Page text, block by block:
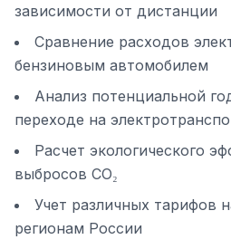
зависимости от дистанции
Сравнение расходов
бензиновым автомобилем
Анализ потенциальной
переходе на
Расчет экологического
выбросов CO₂
Учет различных тарифов
регионам России